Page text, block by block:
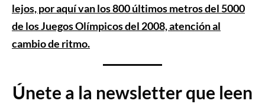
lejos, por aquí van los 800 últimos metros del 5000
de los Juegos Olímpicos del 2008, atención al
cambio de ritmo.
Únete a la newsletter que leen